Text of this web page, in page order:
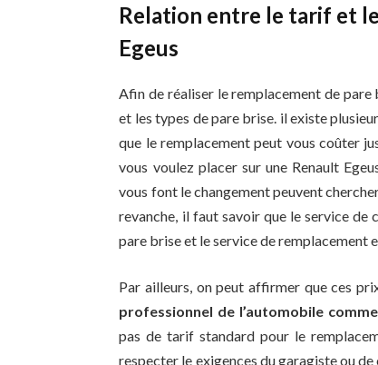
Relation entre le tarif et
Egeus
Afin de réaliser le remplacement de pare
et les types de pare brise. il existe
que le remplacement peut vous coûter
vous voulez placer sur une Renault
vous font le changement peuvent
revanche, il faut savoir que le service de
pare brise et le service de remplacement
Par ailleurs, on peut affirmer que ces
professionnel de l’automobile
pas de tarif standard pour le
respecter le exigences du garagiste ou